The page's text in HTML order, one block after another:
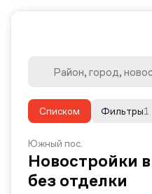
Списком 1
Фильтры
Южный пос.
Новостройки
без отделки